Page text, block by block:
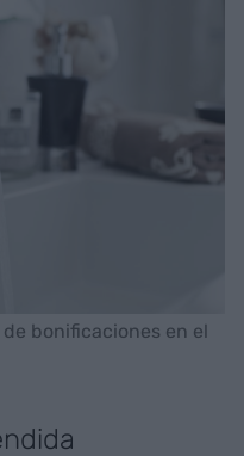
bonificaciones en el